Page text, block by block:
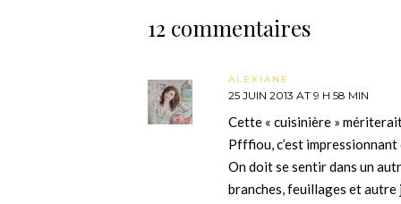
12 commentaires
ALEXIANE
25 JUIN 2013 AT 9 H 58 MIN
Cette « cuisinière »
Pfffiou, c’est
On doit se sentir dans un
branches, feuillages et autre